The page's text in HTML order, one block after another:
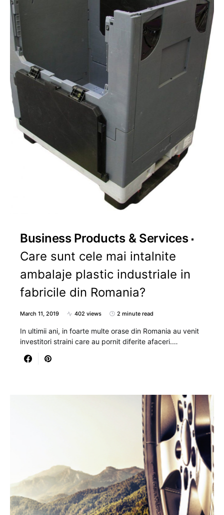
Business Products & Services
Care sunt cele mai intalnite
ambalaje plastic industriale in
fabricile din Romania?
March 11, 2019 402 views 2 minute read
In ultimii ani, in foarte multe orase din Romania au venit
investitori straini care au pornit diferite afaceri.…